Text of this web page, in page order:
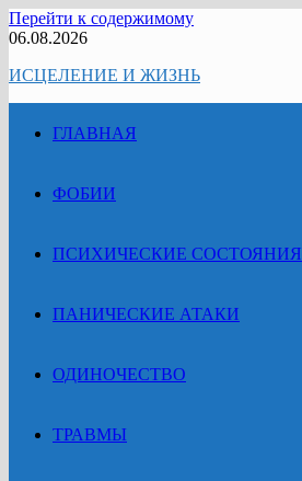
Перейти к содержимому
06.08.2026
ИСЦЕЛЕНИЕ И ЖИЗНЬ
ГЛАВНАЯ
ФОБИИ
ПСИХИЧЕСКИЕ СОСТОЯНИЯ
ПАНИЧЕСКИЕ АТАКИ
ОДИНОЧЕСТВО
ТРАВМЫ